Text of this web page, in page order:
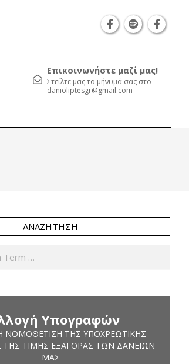
Επικοινωνήστε μαζί μας!
Στείλτε μας το μήνυμά σας στο
danioliptesgr@gmail.com
ΑΝΑΖΉΤΗΣΗ
Υπογραφών
ΝΟΜΟΘΈΤΙΣΗ ΤΗΣ ΥΠΟΧΡΕΩΤΙΚΉΣ
ΤΙΜΉΣ ΕΞΑΓΟΡΆΣ ΤΩΝ ΔΑΝΕΊΩΝ
ΜΑΣ